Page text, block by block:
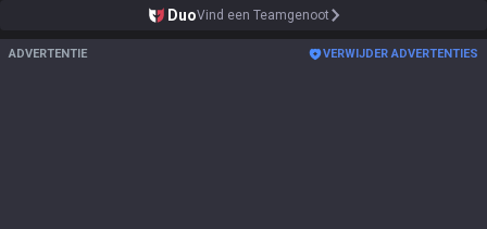
DuoVind een Teamgenoot
ADVERTENTIE VERWIJDER ADVERTENTIES